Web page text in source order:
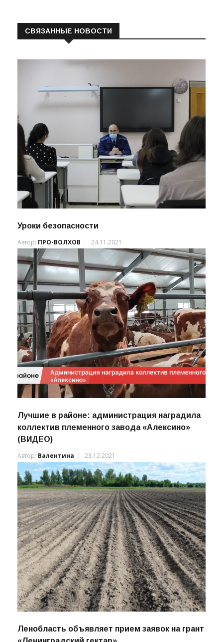
СВЯЗАННЫЕ НОВОСТИ
Уроки безопасности
Автор: ПРО-ВОЛХОВ 24.11.2021
Лучшие в районе: администрация наградила
коллектив племенного завода «Алексино»
(ВИДЕО)
Автор: Валентина 23.12.2021
Ленобласть объявляет прием заявок на грант